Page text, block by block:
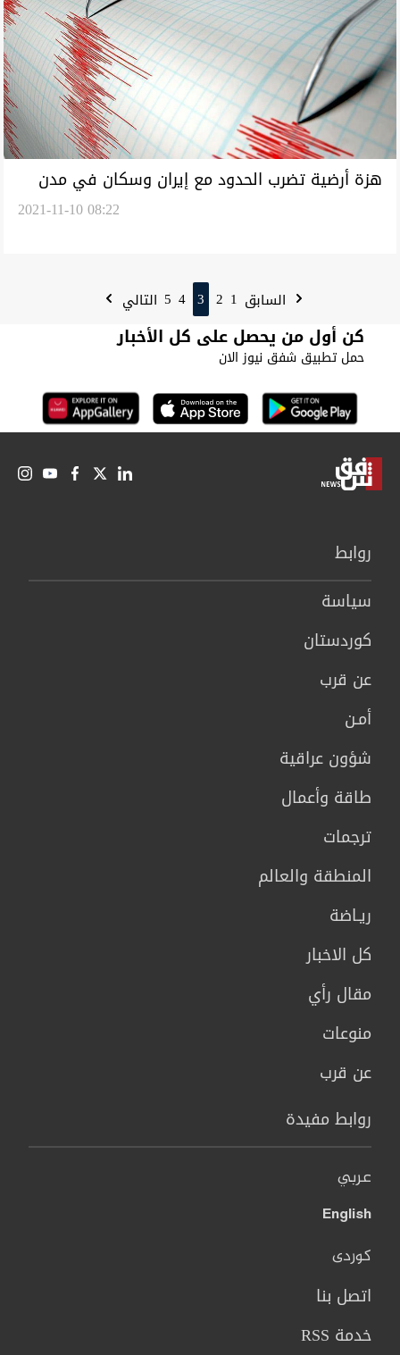
هزة أرضية تضرب الحدود مع إيران وسكان في مدن
2021-11-10 08:22
السابق 1
2
3
4
5 التالي
كن أول من يحصل على كل الأخبار
حمل تطبيق شفق نيوز الان
روابط
سیاسة
كوردستان
عن قرب
أمـن
شؤون عراقية
طاقة وأعمال
ترجمات
المنطقة والعالم
ريـاضة
كل الاخبار
مقال رأي
منوعات
عن قرب
روابط مفيدة
عربي
English
کوردی
اتصل بنا
خدمة RSS